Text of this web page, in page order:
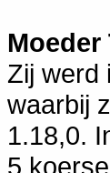
Zij werd
waarbij
1.18,0.
5